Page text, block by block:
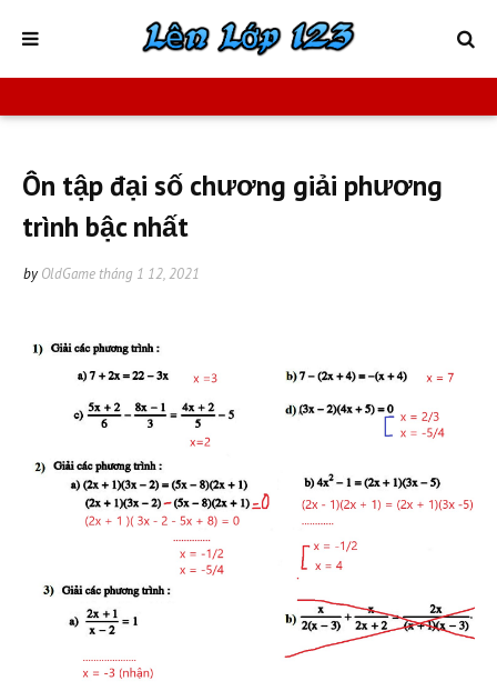
Ôn tập đại số chương giải phương
trình bậc nhất
by OldGame tháng 1 12, 2021